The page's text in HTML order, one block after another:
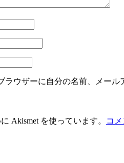
ウザーに自分の名前、メール
Akismet を使っています。 コ